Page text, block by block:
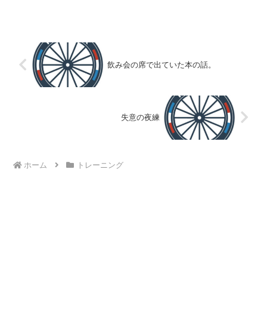
飲み会の席で出ていた本の話。
失意の夜練
ホーム トレーニング